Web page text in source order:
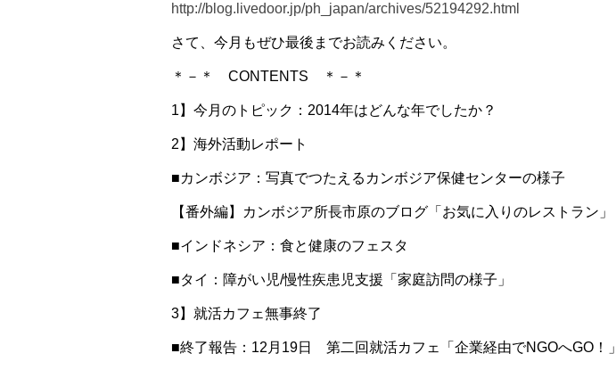
http://blog.livedoor.jp/ph_japan/archives/52194292.html
さて、今月もぜひ最後までお読みください。
＊－＊ CONTENTS ＊－＊
1】今月のトピック：2014年はどんな年でしたか？
2】海外活動レポート
■カンボジア：写真でつたえるカンボジア保健センターの様子
【番外編】カンボジア所長市原のブログ「お気に入りのレストラン」
■インドネシア：食と健康のフェスタ
■タイ：障がい児/慢性疾患児支援「家庭訪問の様子」
3】就活カフェ無事終了
■終了報告：12月19日 第二回就活カフェ「企業経由でNGOへGO！」